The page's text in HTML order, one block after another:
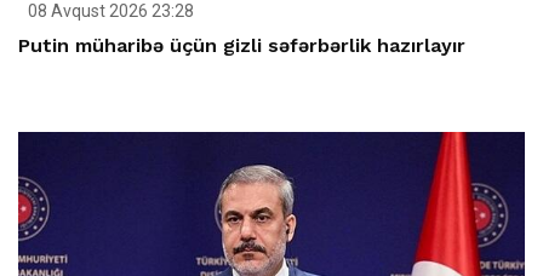
08 Avqust 2026 23:28
Putin müharibə üçün gizli səfərbərlik hazırlayır